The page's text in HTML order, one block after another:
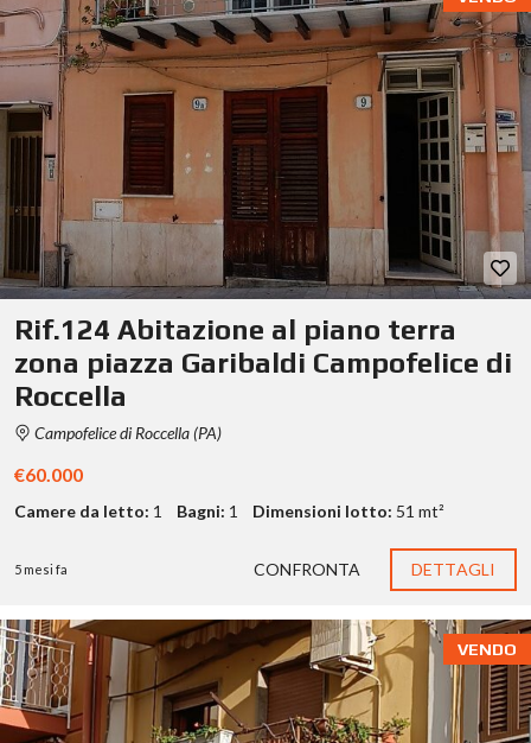
Rif.124 Abitazione al piano terra
zona piazza Garibaldi Campofelice di
Roccella
Campofelice di Roccella (PA)
€60.000
Camere da letto: 1 Bagni: 1 Dimensioni lotto: 51 mt²
5 mesi fa CONFRONTA DETTAGLI
VENDO